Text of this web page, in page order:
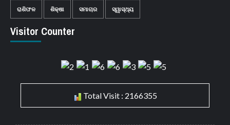
ରାଶିଫଳ ଶିକ୍ଷା ସମାଚାର ସ୍ୱାସ୍ଥ୍ୟ
Visitor Counter
Total Visit : 2166355